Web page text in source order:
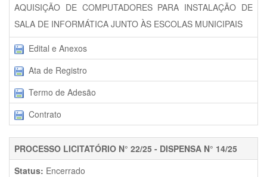
AQUISIÇÃO DE COMPUTADORES PARA INSTALAÇÃO DE
SALA DE INFORMÁTICA JUNTO ÀS ESCOLAS MUNICIPAIS
Edital e Anexos
Ata de Registro
Termo de Adesão
Contrato
PROCESSO LICITATÓRIO N° 22/25 - DISPENSA N° 14/25
Status: Encerrado